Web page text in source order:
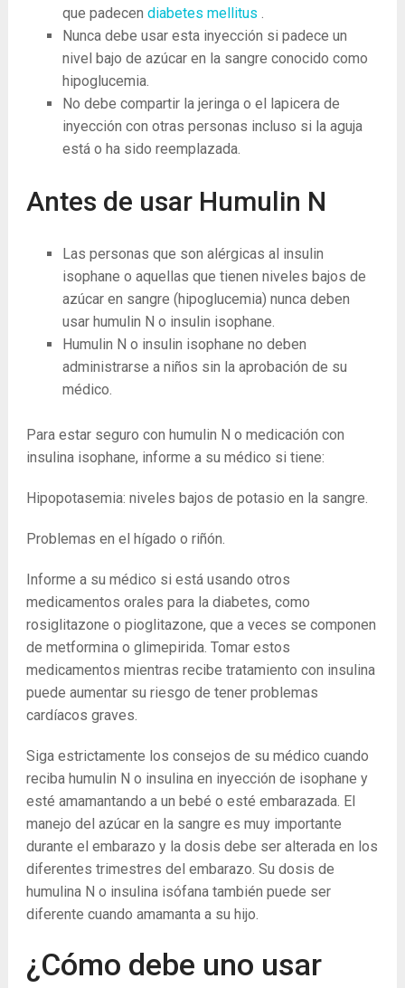
que padecen diabetes mellitus .
Nunca debe usar esta inyección si padece un
nivel bajo de azúcar en la sangre conocido como
hipoglucemia.
No debe compartir la jeringa o el lapicera de
inyección con otras personas incluso si la aguja
está o ha sido reemplazada.
Antes de usar Humulin N
Las personas que son alérgicas al insulin
isophane o aquellas que tienen niveles bajos de
azúcar en sangre (hipoglucemia) nunca deben
usar humulin N o insulin isophane.
Humulin N o insulin isophane no deben
administrarse a niños sin la aprobación de su
médico.
Para estar seguro con humulin N o medicación con
insulina isophane, informe a su médico si tiene:
Hipopotasemia: niveles bajos de potasio en la sangre.
Problemas en el hígado o riñón.
Informe a su médico si está usando otros
medicamentos orales para la diabetes, como
rosiglitazone o pioglitazone, que a veces se componen
de metformina o glimepirida. Tomar estos
medicamentos mientras recibe tratamiento con insulina
puede aumentar su riesgo de tener problemas
cardíacos graves.
Siga estrictamente los consejos de su médico cuando
reciba humulin N o insulina en inyección de isophane y
esté amamantando a un bebé o esté embarazada. El
manejo del azúcar en la sangre es muy importante
durante el embarazo y la dosis debe ser alterada en los
diferentes trimestres del embarazo. Su dosis de
humulina N o insulina isófana también puede ser
diferente cuando amamanta a su hijo.
¿Cómo debe uno usar